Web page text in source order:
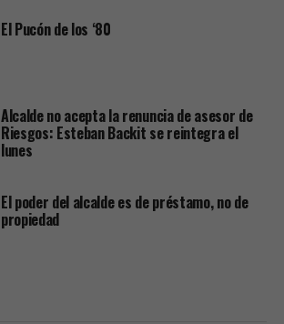
El Pucón de los ‘80
Alcalde no acepta la renuncia de asesor de
Riesgos: Esteban Backit se reintegra el
lunes
El poder del alcalde es de préstamo, no de
propiedad